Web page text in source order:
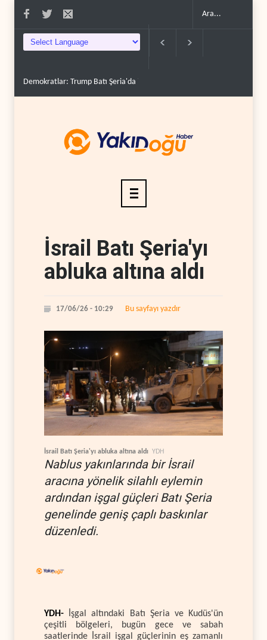
Demokratlar: Trump Batı Şeria'da işgalci yerleşimcilere ..
İsrail Batı Şeria'yı
abluka altına aldı
17/06/26 - 10:29 Bu sayfayı yazdır
İsrail Batı Şeria'yı abluka altına aldı YDH
Nablus yakınlarında bir İsrail
aracına yönelik silahlı eylemin
ardından işgal güçleri Batı Şeria
genelinde geniş çaplı baskınlar
düzenledi.
YDH- İşgal altındaki Batı Şeria ve Kudüs'ün
çeşitli bölgeleri, bugün gece ve sabah
saatlerinde İsrail işgal güçlerinin eş zamanlı